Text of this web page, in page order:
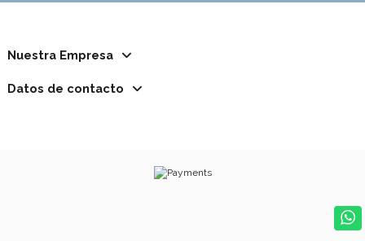
Nuestra Empresa
Datos de contacto